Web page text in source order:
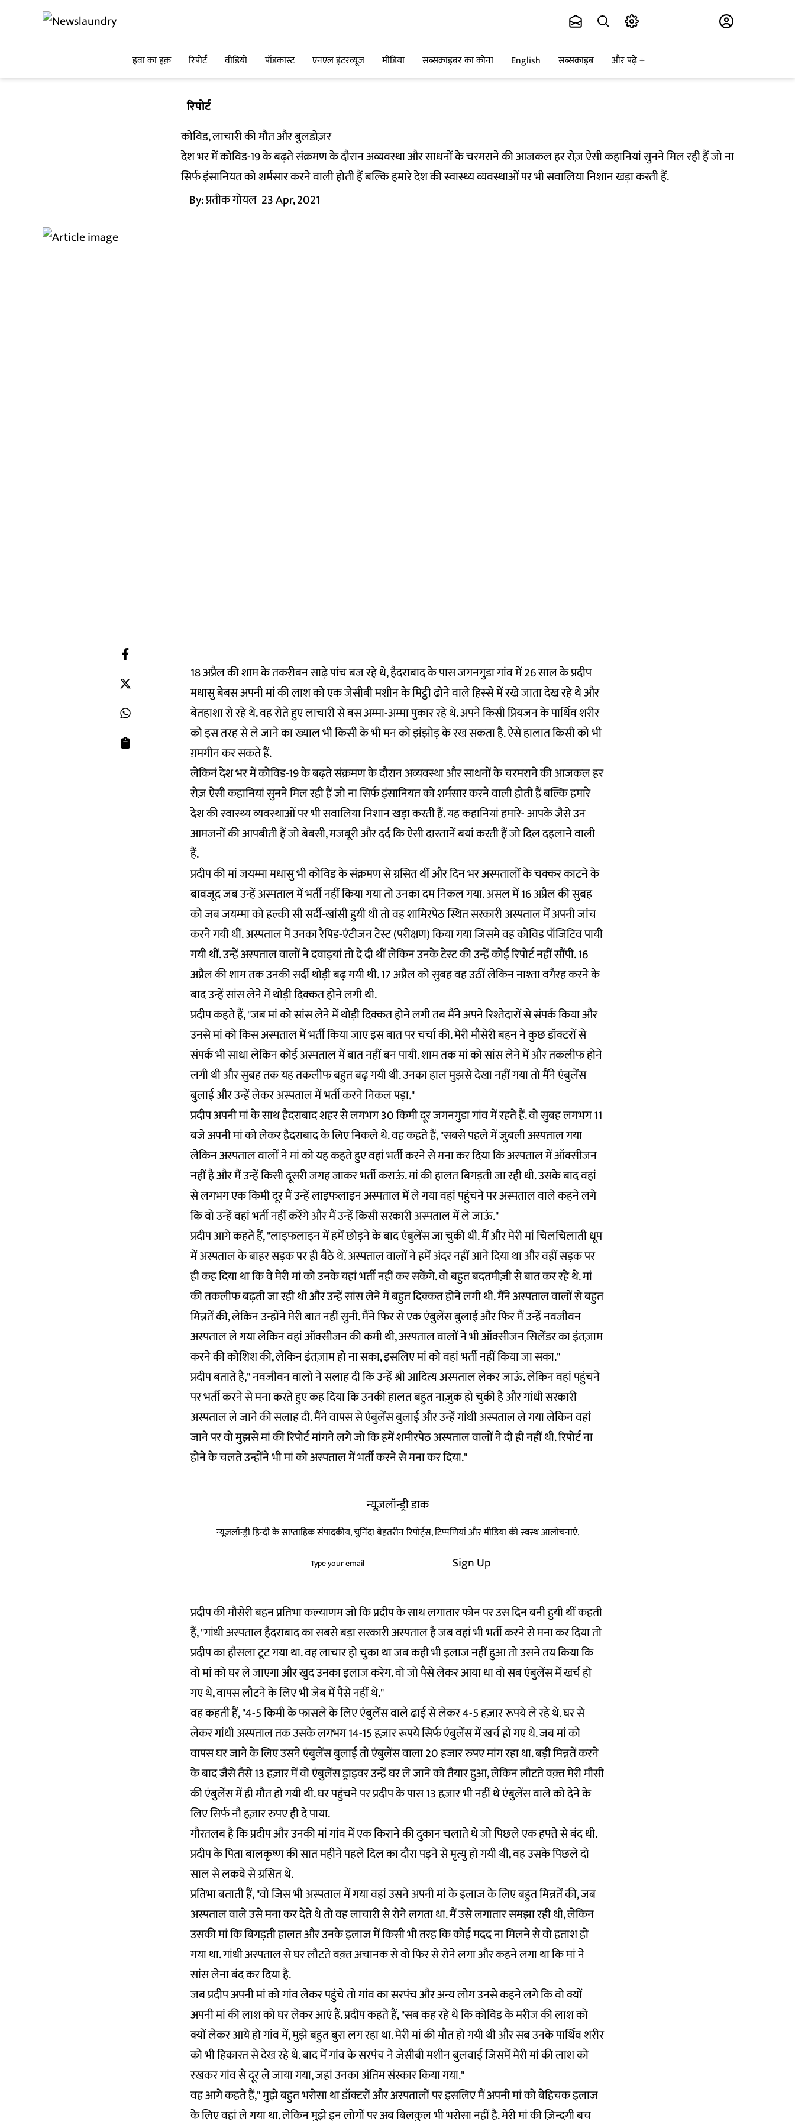
हवा का हक़ रिपोर्ट वीडियो पॉडकास्ट एनएल इंटरव्यूज मीडिया सब्सक्राइबर का कोना English सब्सक्राइब और पढ़ें
रिपोर्ट
कोविड, लाचारी की मौत और बुलडोज़र
देश भर में कोविड-19 के बढ़ते संक्रमण के दौरान अव्यवस्था और साधनों के चरमराने की आजकल हर रोज़ ऐसी कहानियां सुनने मिल रही हैं जो ना
सिर्फ इंसानियत को शर्मसार करने वाली होती हैं बल्कि हमारे देश की स्वास्थ्य व्यवस्थाओं पर भी सवालिया निशान खड़ा करती हैं.
By:प्रतीक गोयल 23 Apr, 2021
18 अप्रैल की शाम के तकरीबन साढ़े पांच बज रहे थे, हैदराबाद के पास जगनगुडा गांव में 26 साल के प्रदीप
मधासु बेबस अपनी मां की लाश को एक जेसीबी मशीन के मिट्ठी ढोने वाले हिस्से में रखे जाता देख रहे थे और
बेतहाशा रो रहे थे. वह रोते हुए लाचारी से बस अम्मा-अम्मा पुकार रहे थे. अपने किसी प्रियजन के पार्थिव शरीर
को इस तरह से ले जाने का ख्याल भी किसी के भी मन को झंझोड़ के रख सकता है. ऐसे हालात किसी को भी
ग़मगीन कर सकते हैं.
लेकिनं देश भर में कोविड-19 के बढ़ते संक्रमण के दौरान अव्यवस्था और साधनों के चरमराने की आजकल हर
रोज़ ऐसी कहानियां सुनने मिल रही हैं जो ना सिर्फ इंसानियत को शर्मसार करने वाली होती हैं बल्कि हमारे
देश की स्वास्थ्य व्यवस्थाओं पर भी सवालिया निशान खड़ा करती हैं. यह कहानियां हमारे- आपके जैसे उन
आमजनों की आपबीती हैं जो बेबसी, मजबूरी और दर्द कि ऐसी दास्तानें बयां करती हैं जो दिल दहलाने वाली
हैं.
प्रदीप की मां जयम्मा मधासु भी कोविड के संक्रमण से ग्रसित थीं और दिन भर अस्पतालों के चक्कर काटने के
बावजूद जब उन्हें अस्पताल में भर्ती नहीं किया गया तो उनका दम निकल गया. असल में 16 अप्रैल की सुबह
को जब जयम्मा को हल्की सी सर्दी-खांसी हुयी थी तो वह शामिरपेठ स्थित सरकारी अस्पताल में अपनी जांच
करने गयी थीं. अस्पताल में उनका रैपिड-एंटीजन टेस्ट (परीक्षण) किया गया जिसमे वह कोविड पॉजिटिव पायी
गयी थीं. उन्हें अस्पताल वालों ने दवाइयां तो दे दी थीं लेकिन उनके टेस्ट की उन्हें कोई रिपोर्ट नहीं सौंपी. 16
अप्रैल की शाम तक उनकी सर्दी थोड़ी बढ़ गयी थी. 17 अप्रैल को सुबह वह उठीं लेकिन नाश्ता वगैरह करने के
बाद उन्हें सांस लेने में थोड़ी दिक्कत होने लगी थी.
प्रदीप कहते हैं, "जब मां को सांस लेने में थोड़ी दिक्कत होने लगी तब मैंने अपने रिश्तेदारों से संपर्क किया और
उनसे मां को किस अस्पताल में भर्ती किया जाए इस बात पर चर्चा की. मेरी मौसेरी बहन ने कुछ डॉक्टरों से
संपर्क भी साधा लेकिन कोई अस्पताल में बात नहीं बन पायी. शाम तक मां को सांस लेने में और तकलीफ होने
लगी थी और सुबह तक यह तकलीफ बहुत बढ़ गयी थी. उनका हाल मुझसे देखा नहीं गया तो मैंने एंबुलेंस
बुलाई और उन्हें लेकर अस्पताल में भर्ती करने निकल पड़ा."
प्रदीप अपनी मां के साथ हैदराबाद शहर से लगभग 30 किमी दूर जगनगुडा गांव में रहते हैं. वो सुबह लगभग 11
बजे अपनी मां को लेकर हैदराबाद के लिए निकले थे. वह कहते हैं, "सबसे पहले में जुबली अस्पताल गया
लेकिन अस्पताल वालों ने मां को यह कहते हुए वहां भर्ती करने से मना कर दिया कि अस्पताल में ऑक्सीजन
नहीं है और मैं उन्हें किसी दूसरी जगह जाकर भर्ती कराऊं. मां की हालत बिगड़ती जा रही थी. उसके बाद वहां
से लगभग एक किमी दूर मैं उन्हें लाइफलाइन अस्पताल में ले गया वहां पहुंचने पर अस्पताल वाले कहने लगे
कि वो उन्हें वहां भर्ती नहीं करेंगे और मैं उन्हें किसी सरकारी अस्पताल में ले जाऊं."
प्रदीप आगे कहते हैं, "लाइफलाइन में हमें छोड़ने के बाद एंबुलेंस जा चुकी थी. मैं और मेरी मां चिलचिलाती धूप
में अस्पताल के बाहर सड़क पर ही बैठे थे. अस्पताल वालों ने हमें अंदर नहीं आने दिया था और वहीं सड़क पर
ही कह दिया था कि वे मेरी मां को उनके यहां भर्ती नहीं कर सकेंगे. वो बहुत बदतमीज़ी से बात कर रहे थे. मां
की तकलीफ बढ़ती जा रही थी और उन्हें सांस लेने में बहुत दिक्कत होने लगी थी. मैंने अस्पताल वालों से बहुत
मिन्नतें की, लेकिन उन्होंने मेरी बात नहीं सुनी. मैंने फिर से एक एंबुलेंस बुलाई और फिर मैं उन्हें नवजीवन
अस्पताल ले गया लेकिन वहां ऑक्सीजन की कमी थी, अस्पताल वालों ने भी ऑक्सीजन सिलेंडर का इंतज़ाम
करने की कोशिश की, लेकिन इंतज़ाम हो ना सका, इसलिए मां को वहां भर्ती नहीं किया जा सका."
प्रदीप बताते है," नवजीवन वालो ने सलाह दी कि उन्हें श्री आदित्य अस्पताल लेकर जाऊं. लेकिन वहां पहुंचने
पर भर्ती करने से मना करते हुए कह दिया कि उनकी हालत बहुत नाज़ुक हो चुकी है और गांधी सरकारी
अस्पताल ले जाने की सलाह दी. मैंने वापस से एंबुलेंस बुलाई और उन्हें गांधी अस्पताल ले गया लेकिन वहां
जाने पर वो मुझसे मां की रिपोर्ट मांगने लगे जो कि हमें शमीरपेठ अस्पताल वालों ने दी ही नहीं थी. रिपोर्ट ना
होने के चलते उन्होंने भी मां को अस्पताल में भर्ती करने से मना कर दिया."
न्यूज़लॉन्ड्री डाक
न्यूज़लॉन्ड्री हिन्दी के साप्ताहिक संपादकीय, चुनिंदा बेहतरीन रिपोर्ट्स, टिप्पणियां और मीडिया की स्वस्थ आलोचनाएं.
Sign Up
प्रदीप की मौसेरी बहन प्रतिभा कल्याणम जो कि प्रदीप के साथ लगातार फोन पर उस दिन बनी हुयी थीं कहती
हैं, "गांधी अस्पताल हैदराबाद का सबसे बड़ा सरकारी अस्पताल है जब वहां भी भर्ती करने से मना कर दिया तो
प्रदीप का हौसला टूट गया था. वह लाचार हो चुका था जब कही भी इलाज नहीं हुआ तो उसने तय किया कि
वो मां को घर ले जाएगा और खुद उनका इलाज करेग. वो जो पैसे लेकर आया था वो सब एंबुलेंस में खर्च हो
गए थे, वापस लौटने के लिए भी जेब में पैसे नहीं थे."
वह कहती हैं, "4-5 किमी के फासले के लिए एंबुलेंस वाले ढाई से लेकर 4-5 हज़ार रूपये ले रहे थे. घर से
लेकर गांधी अस्पताल तक उसके लगभग 14-15 हज़ार रूपये सिर्फ एंबुलेंस में खर्च हो गए थे. जब मां को
वापस घर जाने के लिए उसने एंबुलेंस बुलाई तो एंबुलेंस वाला 20 हजार रुपए मांग रहा था. बड़ी मिन्नतें करने
के बाद जैसे तैसे 13 हज़ार में वो एंबुलेंस ड्राइवर उन्हें घर ले जाने को तैयार हुआ, लेकिन लौटते वक़्त मेरी मौसी
की एंबुलेंस में ही मौत हो गयी थी. घर पहुंचने पर प्रदीप के पास 13 हज़ार भी नहीं थे एंबुलेंस वाले को देने के
लिए सिर्फ नौ हज़ार रुपए ही दे पाया.
गौरतलब है कि प्रदीप और उनकी मां गांव में एक किराने की दुकान चलाते थे जो पिछले एक हफ्ते से बंद थी.
प्रदीप के पिता बालकृष्ण की सात महीने पहले दिल का दौरा पड़ने से मृत्यु हो गयी थी, वह उसके पिछले दो
साल से लकवे से ग्रसित थे.
प्रतिभा बताती हैं, "वो जिस भी अस्पताल में गया वहां उसने अपनी मां के इलाज के लिए बहुत मिन्नतें की, जब
अस्पताल वाले उसे मना कर देते थे तो वह लाचारी से रोने लगता था. मैं उसे लगातार समझा रही थी, लेकिन
उसकी मां कि बिगड़ती हालत और उनके इलाज में किसी भी तरह कि कोई मदद ना मिलने से वो हताश हो
गया था. गांधी अस्पताल से घर लौटते वक़्त अचानक से वो फिर से रोने लगा और कहने लगा था कि मां ने
सांस लेना बंद कर दिया है.
जब प्रदीप अपनी मां को गांव लेकर पहुंचे तो गांव का सरपंच और अन्य लोग उनसे कहने लगे कि वो क्यों
अपनी मां की लाश को घर लेकर आएं हैं. प्रदीप कहते हैं, "सब कह रहे थे कि कोविड के मरीज की लाश को
क्यों लेकर आये हो गांव में, मुझे बहुत बुरा लग रहा था. मेरी मां की मौत हो गयी थी और सब उनके पार्थिव शरीर
को भी हिकारत से देख रहे थे. बाद में गांव के सरपंच ने जेसीबी मशीन बुलवाई जिसमें मेरी मां की लाश को
रखकर गांव से दूर ले जाया गया, जहां उनका अंतिम संस्कार किया गया."
वह आगे कहते हैं," मुझे बहुत भरोसा था डॉक्टरों और अस्पतालों पर इसलिए मैं अपनी मां को बेहिचक इलाज
के लिए वहां ले गया था. लेकिन मुझे इन लोगों पर अब बिलकुल भी भरोसा नहीं है. मेरी मां की ज़िन्दगी बच